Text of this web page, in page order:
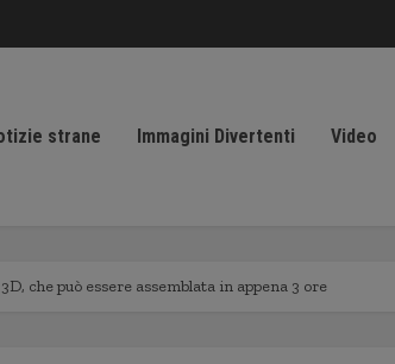
strane Immagini Divertenti Video
che può essere assemblata in appena 3 ore